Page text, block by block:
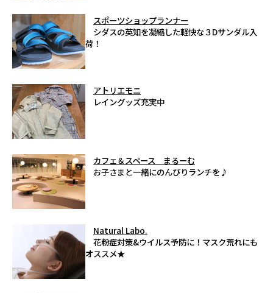
スポーツショップランナー
シダスの英知を凝縮した軽快な３Dサンダル入
荷！
アトリエモニ
レイングッズ充実中
カフェ＆スペース まるーむ
お子さまと一緒にのんびりランチを♪
Natural Labo.
花粉症対策&ウイルス予防に！マスク荒れにも
オススメ★